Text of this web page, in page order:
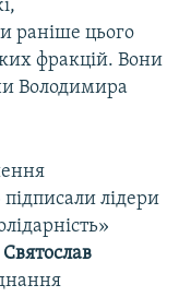
раніше цього
фракцій. Вони
Володимира
лідери
Святослав